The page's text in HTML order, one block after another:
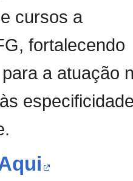
cursos a
fortalecendo
a atuação